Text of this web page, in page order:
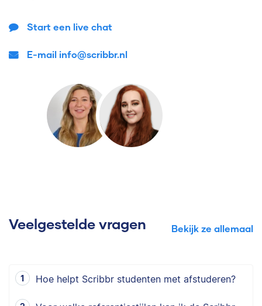
Start een live chat
E-mail info@scribbr.nl
Veelgestelde vragen Bekijk ze allemaal
Hoe helpt Scribbr studenten met afstuderen?